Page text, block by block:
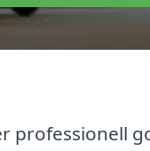
professionell